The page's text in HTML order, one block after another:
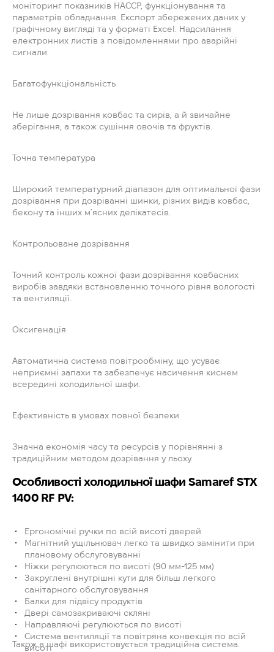
моніторинг показників HACCР, функціонування та
параметрів обладнання. Експорт збережених даних у
графічному вигляді та у форматі Excel. Надсилання
електронних листів з повідомленнями про аварійні
сигнали.
Багатофункціональність
Не лише дозрівання ковбас та сирів, а й звичайне
зберігання, а також сушіння овочів та фруктів.
Точна температура
Широкий температурний діапазон для оптимальної фази
дозрівання при дозріванні шинки, різних видів ковбас,
бекону та інших м`ясних делікатесів.
Контрольоване дозрівання
Точний контроль кожної фази дозрівання ковбасних
виробів завдяки встановленню точного рівня вологості
та вентиляції.
Оксигенація
Автоматична система повітрообміну, що усуває
неприємні запахи та забезпечує насичення киснем
всередині холодильної шафи.
Ефективність в умовах повної безпеки
Значна економія часу та ресурсів у порівнянні з
традиційним методом дозрівання у льоху.
Особливості холодильної шафи Samaref STX
1400 RF PV:
Ергономічні ручки по всій висоті дверей
Магнітний ущільнювач легко та швидко замінити при
плановому обслуговуванні
Ніжки регулюються по висоті (90 мм-125 мм)
Закруглені внутрішні кути для більш легкого
санітарного обслуговування
Балки для підвісу продуктів
Двері самозакриваючі скляні
Направляючі регулюються по висоті
Система вентиляції та повітряна конвекція по всій
висоті
Також в шафі використовується традиційна система.